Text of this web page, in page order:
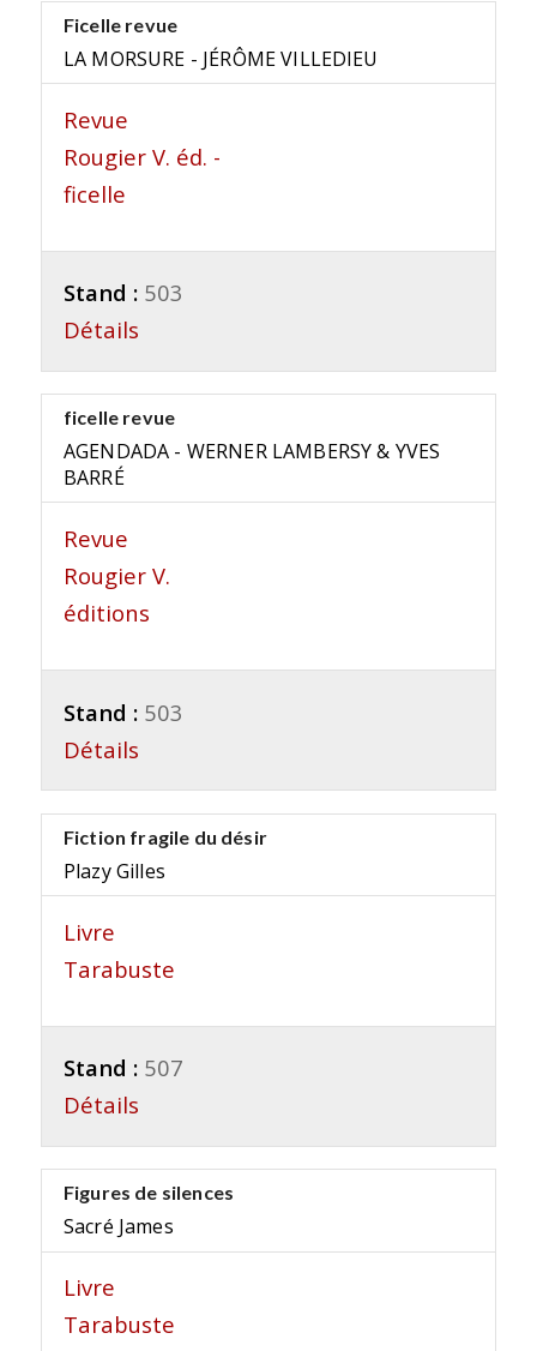
Ficelle revue
LA MORSURE - JÉRÔME VILLEDIEU
Revue
Rougier V. éd. -
ficelle
Stand : 503
Détails
ficelle revue
AGENDADA - WERNER LAMBERSY & YVES
BARRÉ
Revue
Rougier V.
éditions
Stand : 503
Détails
Fiction fragile du désir
Plazy Gilles
Livre
Tarabuste
Stand : 507
Détails
Figures de silences
Sacré James
Livre
Tarabuste